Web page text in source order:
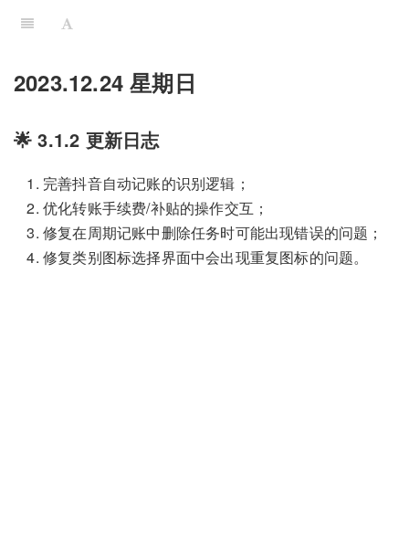
2023.12.24 星期日
🌟 3.1.2 更新日志
完善抖音自动记账的识别逻辑；
优化转账手续费/补贴的操作交互；
修复在周期记账中删除任务时可能出现错误的问题；
修复类别图标选择界面中会出现重复图标的问题。